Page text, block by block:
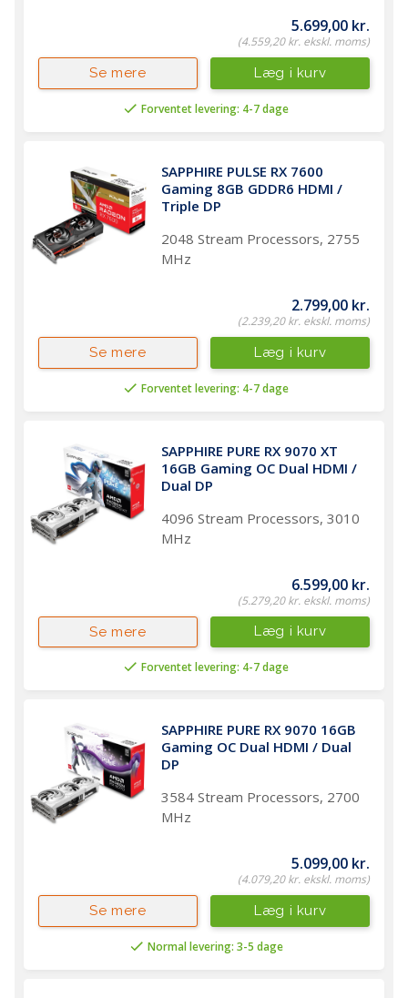
5.699,00 kr.
(4.559,20 kr. ekskl. moms)
Forventet levering: 4-7 dage
Læg i kurv
Se mere
SAPPHIRE PULSE RX 7600
Gaming 8GB GDDR6 HDMI /
Triple DP
2048 Stream Processors, 2755
MHz
2.799,00 kr.
(2.239,20 kr. ekskl. moms)
Forventet levering: 4-7 dage
Læg i kurv
Se mere
SAPPHIRE PURE RX 9070 XT
16GB Gaming OC Dual HDMI /
Dual DP
4096 Stream Processors, 3010
MHz
6.599,00 kr.
(5.279,20 kr. ekskl. moms)
Forventet levering: 4-7 dage
Læg i kurv
Se mere
SAPPHIRE PURE RX 9070 16GB
Gaming OC Dual HDMI / Dual
DP
3584 Stream Processors, 2700
MHz
5.099,00 kr.
(4.079,20 kr. ekskl. moms)
Normal levering: 3-5 dage
Læg i kurv
Se mere